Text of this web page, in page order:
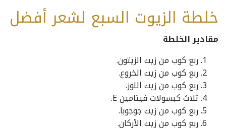
خلطة الزيوت السبع لشعر أفضل
مقادير الخلطة
ربع كوب من زيت الزيتون.
ربع كوب من زيت الخروع.
ربع كوب من زيت اللوز.
ثلاث كبسولات فيتامين E.
ربع كوب من زيت جوجوبا.
ربع كوب من زيت الأركان.